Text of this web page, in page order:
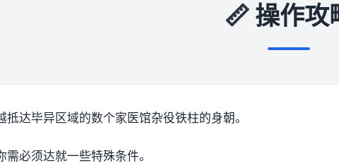
📏 操作攻
抵达毕异区域的数个家医馆杂役铁柱的身朝。
需必须达就一些特殊条件。